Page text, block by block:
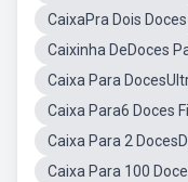
CaixaPra Dois Doces
Caixinha DeDoces
Caixa Para
Caixa Para6 Doces
Caixa Para 2
Caixa Para 100